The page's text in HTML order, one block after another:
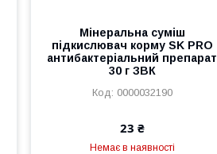
Мінеральна суміш
підкислювач корму SK PRO
антибактеріальний препарат
30 г ЗВК
0000032190
23 ₴
Немає в наявності